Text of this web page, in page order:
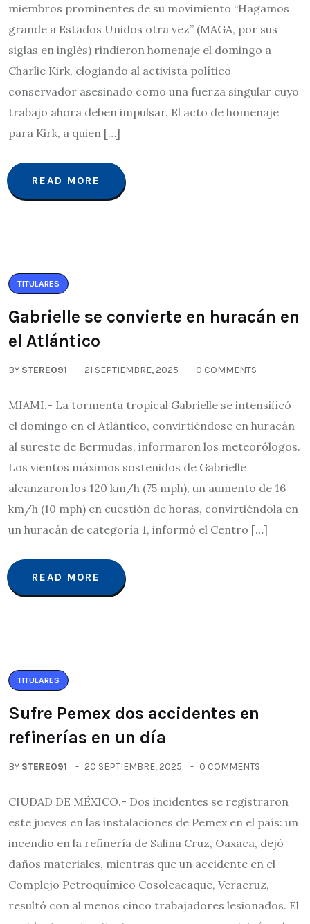
miembros prominentes de su movimiento “Hagamos
grande a Estados Unidos otra vez” (MAGA, por sus
siglas en inglés) rindieron homenaje el domingo a
Charlie Kirk, elogiando al activista político
conservador asesinado como una fuerza singular cuyo
trabajo ahora deben impulsar. El acto de homenaje
para Kirk, a quien […]
READ MORE
TITULARES
Gabrielle se convierte en huracán en
el Atlántico
BY STEREO91 21 SEPTIEMBRE, 2025 0 COMMENTS
MIAMI.- La tormenta tropical Gabrielle se intensificó
el domingo en el Atlántico, convirtiéndose en huracán
al sureste de Bermudas, informaron los meteorólogos.
Los vientos máximos sostenidos de Gabrielle
alcanzaron los 120 km/h (75 mph), un aumento de 16
km/h (10 mph) en cuestión de horas, convirtiéndola en
un huracán de categoría 1, informó el Centro […]
READ MORE
TITULARES
Sufre Pemex dos accidentes en
refinerías en un día
BY STEREO91 20 SEPTIEMBRE, 2025 0 COMMENTS
CIUDAD DE MÉXICO.- Dos incidentes se registraron
este jueves en las instalaciones de Pemex en el país: un
incendio en la refinería de Salina Cruz, Oaxaca, dejó
daños materiales, mientras que un accidente en el
Complejo Petroquímico Cosoleacaque, Veracruz,
resultó con al menos cinco trabajadores lesionados. El